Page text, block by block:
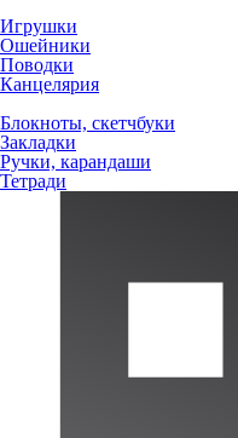
Игрушки
Ошейники
Поводки
Канцелярия
Блокноты, скетчбуки
Закладки
Ручки, карандаши
Тетради